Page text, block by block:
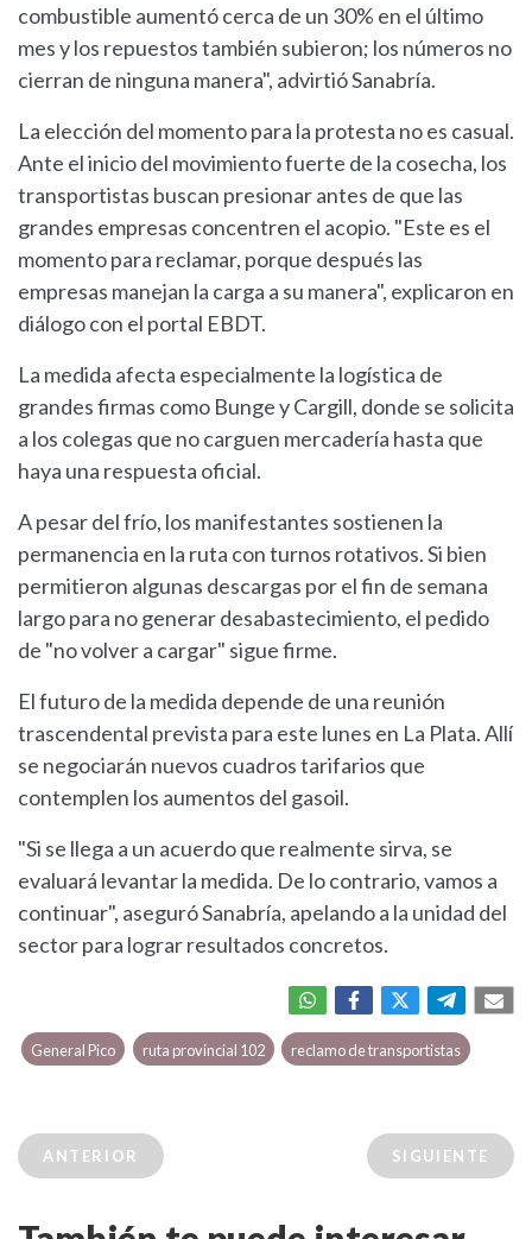
combustible aumentó cerca de un 30% en el último
mes y los repuestos también subieron; los números no
cierran de ninguna manera", advirtió Sanabría.
La elección del momento para la protesta no es casual.
Ante el inicio del movimiento fuerte de la cosecha, los
transportistas buscan presionar antes de que las
grandes empresas concentren el acopio. "Este es el
momento para reclamar, porque después las
empresas manejan la carga a su manera", explicaron en
diálogo con el portal EBDT.
La medida afecta especialmente la logística de
grandes firmas como Bunge y Cargill, donde se solicita
a los colegas que no carguen mercadería hasta que
haya una respuesta oficial.
A pesar del frío, los manifestantes sostienen la
permanencia en la ruta con turnos rotativos. Si bien
permitieron algunas descargas por el fin de semana
largo para no generar desabastecimiento, el pedido
de "no volver a cargar" sigue firme.
El futuro de la medida depende de una reunión
trascendental prevista para este lunes en La Plata. Allí
se negociarán nuevos cuadros tarifarios que
contemplen los aumentos del gasoil.
"Si se llega a un acuerdo que realmente sirva, se
evaluará levantar la medida. De lo contrario, vamos a
continuar", aseguró Sanabría, apelando a la unidad del
sector para lograr resultados concretos.
General Pico ruta provincial 102 reclamo de transportistas
ANTERIOR SIGUIENTE